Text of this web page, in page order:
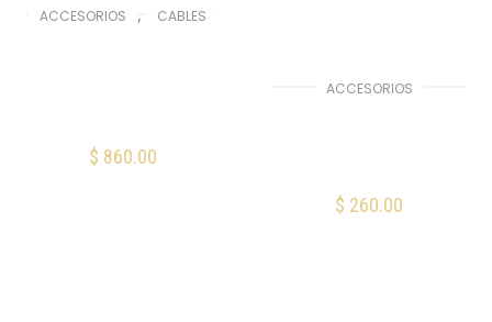
ACCESORIOS , CABLES
$ 860.00
AÑADIR AL CARRITO
ACCESORIOS
$ 260.00
AÑADIR AL CARRITO